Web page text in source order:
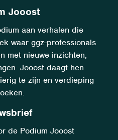
Jooost
aan verhalen die
waar ggz-professionals
met nieuwe inzichten,
Jooost daagt hen
te zijn en verdieping
de Podium Jooost